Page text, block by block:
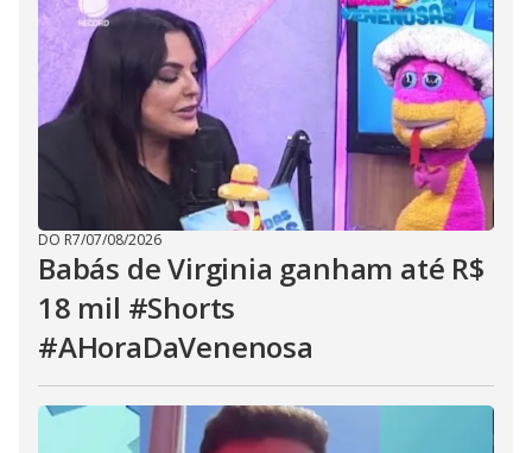
DO R7/07/08/2026
Babás de Virginia ganham até R$
18 mil #Shorts
#AHoraDaVenenosa